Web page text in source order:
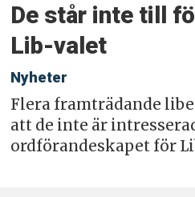
De står inte till
Lib-valet
Nyheter
Flera framträdande
att de inte är
ordförandeskapet för